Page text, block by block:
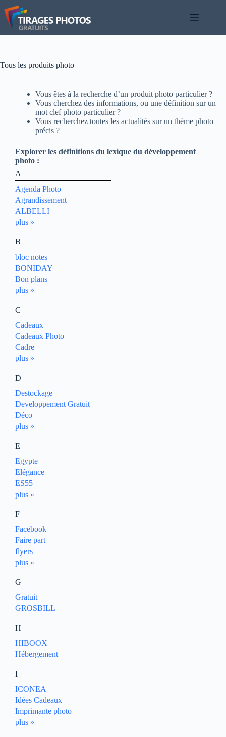
Passer
au
contenu
Tous les produits photo
Vous êtes à la recherche d’un produit photo particulier ?
Vous cherchez des informations, ou une définition sur un
mot clef photo particulier ?
Vous recherchez toutes les actualités sur un thème photo
précis ?
Explorer les définitions du lexique du développement
photo :
A
Agenda Photo
Agrandissement
ALBELLI
plus »
B
bloc notes
BONIDAY
Bon plans
plus »
C
Cadeaux
Cadeaux Photo
Cadre
plus »
D
Destockage
Developpement Gratuit
Déco
plus »
E
Egypte
Elégance
ES55
plus »
F
Facebook
Faire part
flyers
plus »
G
Gratuit
GROSBILL
H
HIBOOX
Hébergement
I
ICONEA
Idées Cadeaux
Imprimante photo
plus »